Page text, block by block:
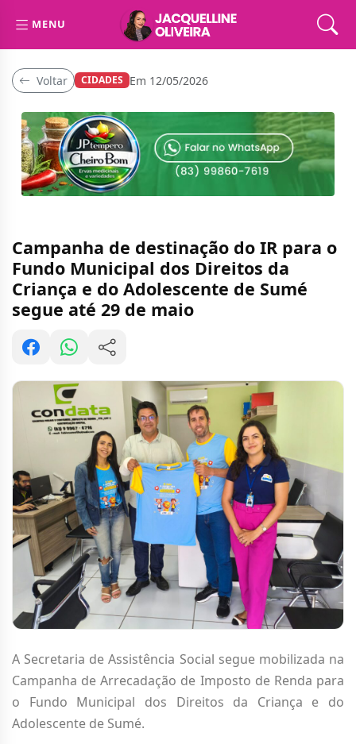
MENU
Voltar CIDADES Em 12/05/2026
Campanha de destinação do IR para o
Fundo Municipal dos Direitos da
Criança e do Adolescente de Sumé
segue até 29 de maio
A Secretaria de Assistência Social segue mobilizada na
Campanha de Arrecadação de Imposto de Renda para
o Fundo Municipal dos Direitos da Criança e do
Adolescente de Sumé.